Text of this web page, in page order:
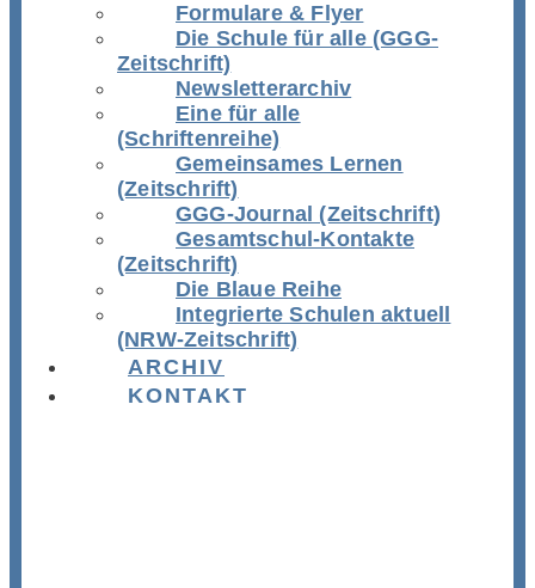
Formulare & Flyer
Die Schule für alle (GGG-
Zeitschrift)
Newsletterarchiv
Eine für alle
(Schriftenreihe)
Gemeinsames Lernen
(Zeitschrift)
GGG-Journal (Zeitschrift)
Gesamtschul-Kontakte
(Zeitschrift)
Die Blaue Reihe
Integrierte Schulen aktuell
(NRW-Zeitschrift)
ARCHIV
KONTAKT